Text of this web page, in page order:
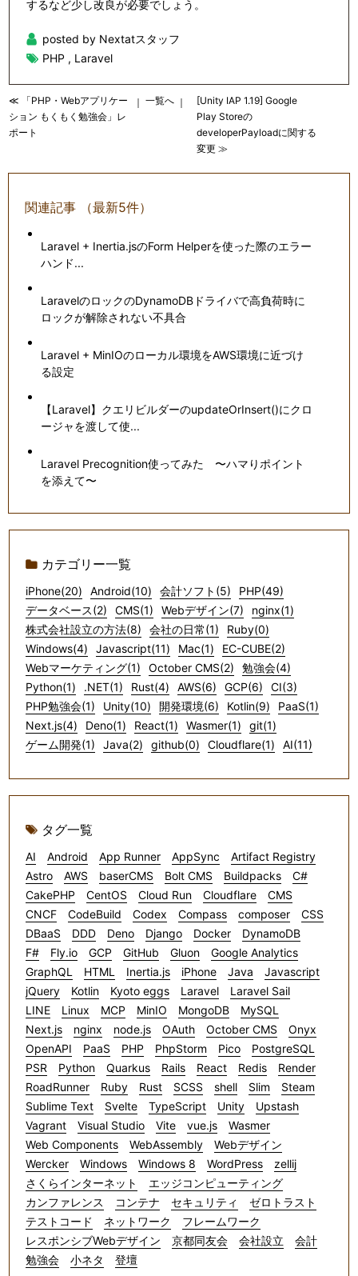
するなど少し改良が必要でしょう。
posted by Nextatスタッフ
PHP , Laravel
≪ 「PHP・Webアプリケー
ション もくもく勉強会」レ
ポート
｜一覧へ ｜
[Unity IAP 1.19] Google
Play Storeの
developerPayloadに関する
変更 ≫
関連記事 （最新5件）
Laravel + Inertia.jsのForm Helperを使った際のエラー
ハンド...
LaravelのロックのDynamoDBドライバで高負荷時に
ロックが解除されない不具合
Laravel + MinIOのローカル環境をAWS環境に近づけ
る設定
【Laravel】クエリビルダーのupdateOrInsert()にクロ
ージャを渡して使...
Laravel Precognition使ってみた 〜ハマりポイント
を添えて〜
カテゴリー一覧
iPhone(20) Android(10) 会計ソフト(5)
PHP(49)
データベース(2)
CMS(1) Webデザイン(7)
nginx(1)
株式会社設立の方法(8)
会社の日常(1)
Ruby(0)
Windows(4)
Javascript(11) Mac(1)
EC-CUBE(2)
Webマーケティング(1)
October CMS(2)
勉強会(4)
Python(1)
.NET(1) Rust(4) AWS(6) GCP(6)
CI(3)
PHP勉強会(1)
Unity(10) 開発環境(6) Kotlin(9)
PaaS(1)
Next.js(4)
Deno(1) React(1) Wasmer(1)
git(1)
ゲーム開発(1)
Java(2) github(0) Cloudflare(1) AI(11)
タグ一覧
AI Android App Runner AppSync
Artifact Registry
Astro
AWS baserCMS Bolt CMS Buildpacks
C#
CakePHP
CentOS Cloud Run Cloudflare
CMS
CNCF
CodeBuild Codex Compass composer
CSS
DBaaS
DDD Deno Django Docker
DynamoDB
F#
Fly.io GCP GitHub Gluon
Google Analytics
GraphQL
HTML Inertia.js iPhone Java
Javascript
jQuery
Kotlin Kyoto eggs Laravel
Laravel Sail
LINE
Linux MCP MinIO MongoDB
MySQL
Next.js
nginx node.js OAuth October CMS
Onyx
OpenAPI
PaaS PHP PhpStorm Pico
PostgreSQL
PSR
Python Quarkus Rails React Redis
Render
RoadRunner
Ruby Rust SCSS shell Slim
Steam
Sublime Text
Svelte TypeScript Unity
Upstash
Vagrant
Visual Studio Vite vue.js
Wasmer
Web Components
WebAssembly
Webデザイン
Wercker
Windows Windows 8 WordPress
zellij
さくらインターネット
エッジコンピューティング
カンファレンス
コンテナ セキュリティ
ゼロトラスト
テストコード
ネットワーク
フレームワーク
レスポンシブWebデザイン
京都同友会 会社設立
会計
勉強会
小ネタ 登壇